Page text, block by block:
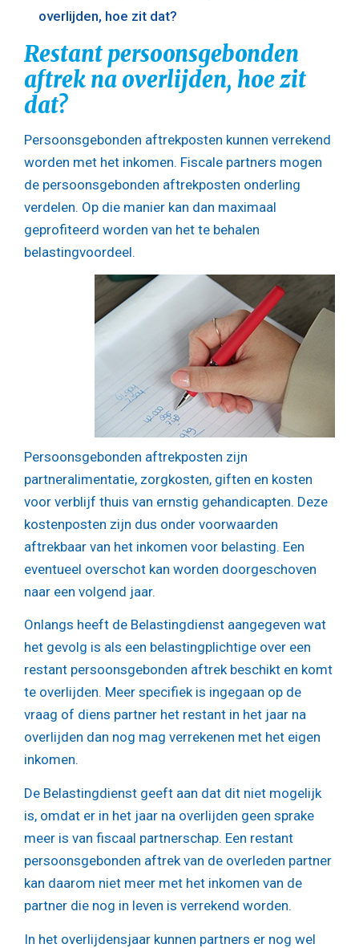
overlijden, hoe zit dat?
Restant persoonsgebonden
aftrek na overlijden, hoe zit
dat?
Persoonsgebonden aftrekposten kunnen verrekend
worden met het inkomen. Fiscale partners mogen
de persoonsgebonden aftrekposten onderling
verdelen. Op die manier kan dan maximaal
geprofiteerd worden van het te behalen
belastingvoordeel.
Persoonsgebonden aftrekposten zijn
partneralimentatie, zorgkosten, giften en kosten
voor verblijf thuis van ernstig gehandicapten. Deze
kostenposten zijn dus onder voorwaarden
aftrekbaar van het inkomen voor belasting. Een
eventueel overschot kan worden doorgeschoven
naar een volgend jaar.
Onlangs heeft de Belastingdienst aangegeven wat
het gevolg is als een belastingplichtige over een
restant persoonsgebonden aftrek beschikt en komt
te overlijden. Meer specifiek is ingegaan op de
vraag of diens partner het restant in het jaar na
overlijden dan nog mag verrekenen met het eigen
inkomen.
De Belastingdienst geeft aan dat dit niet mogelijk
is, omdat er in het jaar na overlijden geen sprake
meer is van fiscaal partnerschap. Een restant
persoonsgebonden aftrek van de overleden partner
kan daarom niet meer met het inkomen van de
partner die nog in leven is verrekend worden.
In het overlijdensjaar kunnen partners er nog wel